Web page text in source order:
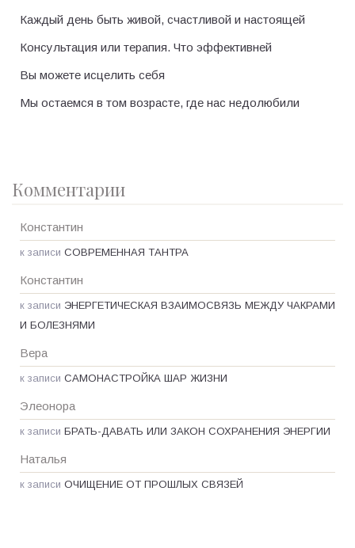
Каждый день быть живой, счастливой и настоящей
Консультация или терапия. Что эффективней
Вы можете исцелить себя
Мы остаемся в том возрасте, где нас недолюбили
Комментарии
Константин
к записи СОВРЕМЕННАЯ ТАНТРА
Константин
к записи ЭНЕРГЕТИЧЕСКАЯ ВЗАИМОСВЯЗЬ МЕЖДУ ЧАКРАМИ
И БОЛЕЗНЯМИ
Вера
к записи САМОНАСТРОЙКА ШАР ЖИЗНИ
Элеонора
к записи БРАТЬ-ДАВАТЬ ИЛИ ЗАКОН СОХРАНЕНИЯ ЭНЕРГИИ
Наталья
к записи ОЧИЩЕНИЕ ОТ ПРОШЛЫХ СВЯЗЕЙ